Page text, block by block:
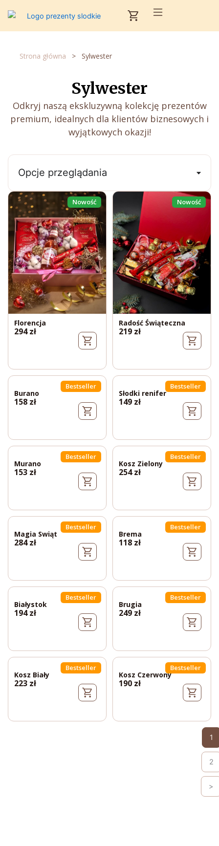
do
Cart
Strona główna > Sylwester
Sylwester
Odkryj naszą ekskluzywną kolekcję prezentów
premium, idealnych dla klientów biznesowych i
wyjątkowych okazji!
Opcje przeglądania
Nowość
Florencja
294zł
Nowość
Radość Świąteczna
219 zł
Bestseller
Burano
158 zł
Bestseller
Słodki renifer
149 zł
Bestseller
Murano
153 zł
Bestseller
Kosz Zielony
254zł
Bestseller
Magia Swiąt
284zł
Bestseller
Brema
118 zł
Bestseller
Białystok
194zł
Bestseller
Brugia
249 zł
Bestseller
Kosz Biały
223 zł
Bestseller
Kosz Czerwony
190 zł
1
2
>